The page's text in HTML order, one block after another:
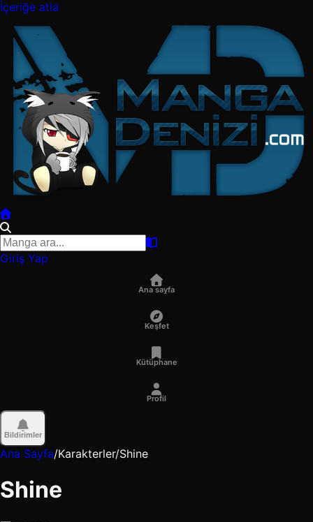
İçeriğe atla
Giriş Yap
Ana sayfa
Keşfet
Kütüphane
Profil
Bildirimler
Ana Sayfa/Karakterler/Shine
Shine